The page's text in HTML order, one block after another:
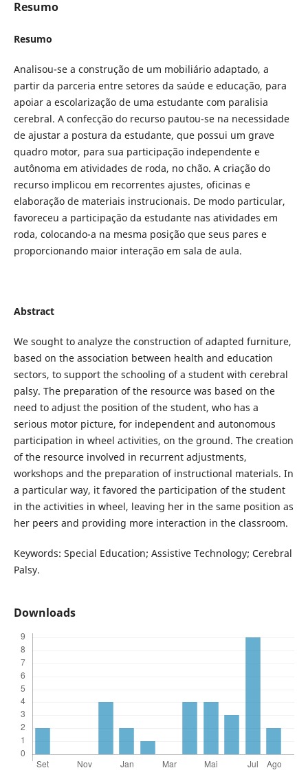
Resumo
Resumo
Analisou-se a construção de um mobiliário adaptado, a
partir da parceria entre setores da saúde e educação, para
apoiar a escolarização de uma estudante com paralisia
cerebral. A confecção do recurso pautou-se na necessidade
de ajustar a postura da estudante, que possui um grave
quadro motor, para sua participação independente e
autônoma em atividades de roda, no chão. A criação do
recurso implicou em recorrentes ajustes, oficinas e
elaboração de materiais instrucionais. De modo particular,
favoreceu a participação da estudante nas atividades em
roda, colocando-a na mesma posição que seus pares e
proporcionando maior interação em sala de aula.
Abstract
We sought to analyze the construction of adapted furniture,
based on the association between health and education
sectors, to support the schooling of a student with cerebral
palsy. The preparation of the resource was based on the
need to adjust the position of the student, who has a
serious motor picture, for independent and autonomous
participation in wheel activities, on the ground. The creation
of the resource involved in recurrent adjustments,
workshops and the preparation of instructional materials. In
a particular way, it favored the participation of the student
in the activities in wheel, leaving her in the same position as
her peers and providing more interaction in the classroom.
Keywords: Special Education; Assistive Technology; Cerebral
Palsy.
Downloads